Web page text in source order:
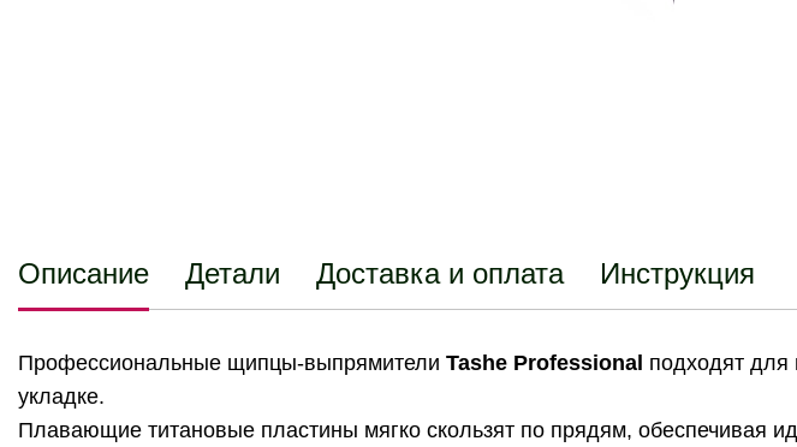
Описание Детали Доставка и оплата Инструкция
Профессиональные щипцы-выпрямители Tashe Professional подходят для
укладке.
Плавающие титановые пластины мягко скользят по прядям, обеспечивая